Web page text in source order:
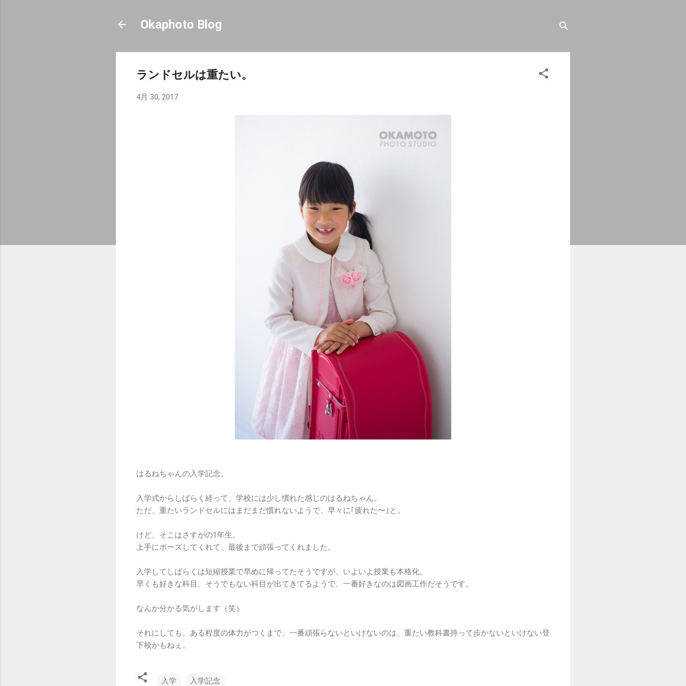
Okaphoto Blog
ランドセルは重たい。
4月 30, 2017
はるねちゃんの入学記念。
入学式からしばらく経って、学校には少し慣れた感じのはるねちゃん。
ただ、重たいランドセルにはまだまだ慣れないようで、早々に｢疲れた〜｣と。
けど、そこはさすがの1年生。
上手にポーズしてくれて、最後まで頑張ってくれました。
入学してしばらくは短縮授業で早めに帰ってたそうですが、いよいよ授業も本格化。
早くも好きな科目、そうでもない科目が出てきてるようで、一番好きなのは図画工作だそうです。
なんか分かる気がします（笑）
それにしても、ある程度の体力がつくまで、一番頑張らないといけないのは、重たい教科書持って歩かないといけない登
下校かもねぇ。
入学 入学記念